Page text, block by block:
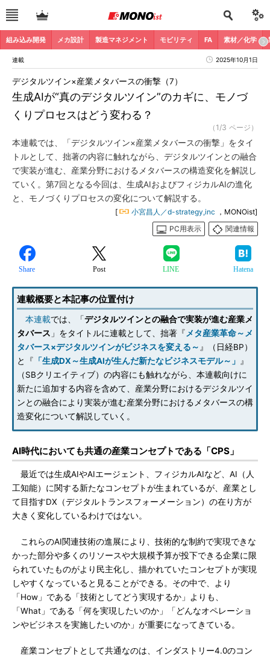
組み込み開発 メカ設計 製造マネジメント モビリティ FA 素材／化学
連載 2025年10月1日
生成AIが“真のデジタルツイン”のカギに、モノづ
くりプロセスはどう変わる？
デジタルツイン×産業メタバースの衝撃（7）
（1/3 ページ）
本連載では、「デジタルツイン×産業メタバースの衝撃」をタイ
トルとして、拙著の内容に触れながら、デジタルツインとの融合
で実装が進む、産業分野におけるメタバースの構造変化を解説し
ていく。第7回となる今回は、生成AIおよびフィジカルAIの進化
と、モノづくりプロセスの変化について解説する。
[ 小宮昌人／d-strategy,inc ，MONOist]
PC用表示
関連情報
Share Post LINE Hatena
連載概要と本記事の位置付け
本連載では、「デジタルツインとの融合で実装が進む産業メ
タバース 」をタイトルに連載として、拙著『 メタ産業革命～メ
タバース×デジタルツインがビジネスを変える～ 』（日経BP）
と『 「生成DX～生成AIが生んだ新たなビジネスモデル～」
』
（SBクリエイティブ）の内容にも触れながら、本連載向けに
新たに追加する内容を含めて、産業分野におけるデジタルツイ
ンとの融合により実装が進む産業分野におけるメタバースの構
造変化について解説していく。
AI時代においても共通の産業コンセプトである「CPS」
最近では生成AIやAIエージェント、フィジカルAIなど、AI（人
工知能）に関する新たなコンセプトが生まれているが、産業とし
て目指すDX（デジタルトランスフォーメーション）の在り方が
大きく変化しているわけではない。
これらのAI関連技術の進展により、技術的な制約で実現できな
かった部分や多くのリソースや大規模予算が投下できる企業に限
られていたものがより民主化し、描かれていたコンセプトが実現
しやすくなっていると見ることができる。その中で、より
「How」である「技術としてどう実現するか」よりも、
「What」である「何を実現したいのか」「どんなオペレーショ
ンやビジネスを実施したいのか」が重要になってきている。
産業コンセプトとして共通なのは、インダストリー4.0のコン